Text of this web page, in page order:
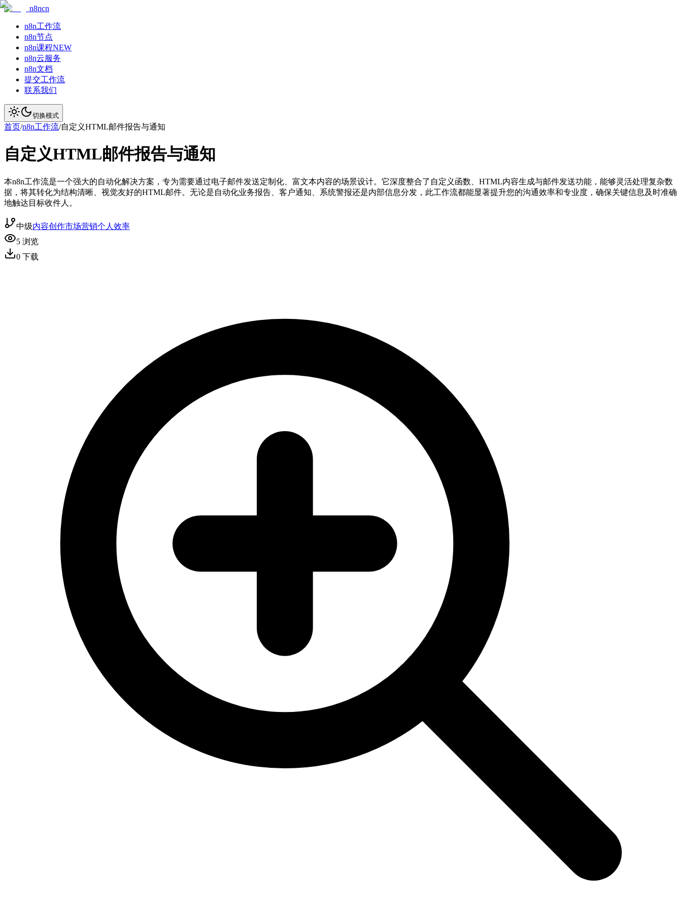
n8ncn
n8n工作流
n8n节点
n8n课程NEW
n8n云服务
n8n文档
提交工作流
联系我们
切换模式
首页/n8n工作流/自定义HTML邮件报告与通知
自定义HTML邮件报告与通知
本n8n工作流是一个强大的自动化解决方案，专为需要通过电子邮件发送定制化、富文本内容的场景设计。它深度整合了自定义函数、HTML内容生成与邮件发送功能，能够灵活处理复杂数
据，将其转化为结构清晰、视觉友好的HTML邮件。无论是自动化业务报告、客户通知、系统警报还是内部信息分发，此工作流都能显著提升您的沟通效率和专业度，确保关键信息及时准确
地触达目标收件人。
中级内容创作市场营销个人效率
5 浏览
0 下载